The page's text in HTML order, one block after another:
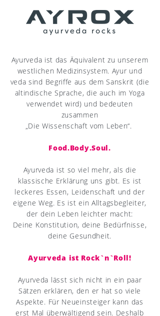
Ayurveda ist das Äquivalent zu unserem
westlichen Medizinsystem. Ayur und
veda sind Begriffe aus dem Sanskrit (die
altindische Sprache, die auch im Yoga
verwendet wird) und bedeuten
zusammen
„Die Wissenschaft vom Leben“.
Food.Body.Soul.
Ayurveda ist so viel mehr, als die
klassische Erklärung uns gibt. Es ist
leckeres Essen, Leidenschaft und der
eigene Weg. Es ist ein Alltagsbegleiter,
der dein Leben leichter macht:
Deine Konstitution, deine Bedürfnisse,
deine Gesundheit.
Ayurveda ist Rock`n`Roll!
Ayurveda lässt sich nicht in ein paar
Sätzen erklären, den er hat so viele
Aspekte. Für Neueinsteiger kann das
erst Mal überwältigend sein. Deshalb